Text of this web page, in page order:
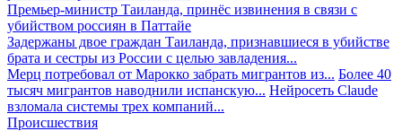
Премьер-министр Таиланда, принёс извинения в связи с
убийством россиян в Паттайе
Задержаны двое граждан Таиланда, признавшиеся в убийстве
брата и сестры из России с целью завладения...
Мерц потребовал от Марокко забрать мигрантов из... Более 40
тысяч мигрантов наводнили испанскую... Нейросеть Claude
взломала системы трех компаний...
Происшествия